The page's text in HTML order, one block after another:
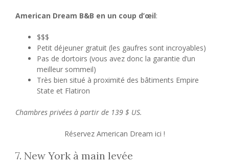
American Dream B&B en un coup d’œil:
$$$
Petit déjeuner gratuit (les gaufres sont incroyables)
Pas de dortoirs (vous avez donc la garantie d’un
meilleur sommeil)
Très bien situé à proximité des bâtiments Empire
State et Flatiron
Chambres privées à partir de 139 $ US.
Réservez American Dream ici !
7. New York à main levée